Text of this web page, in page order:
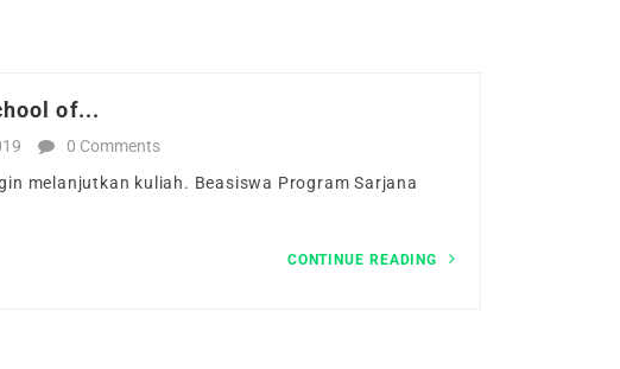
of...
0 Comments
melanjutkan kuliah. Beasiswa Program Sarjana
CONTINUE READING